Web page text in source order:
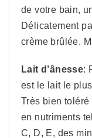
de votre bain,
Délicatement
crème brûlée.
Lait d’ânesse:
est le lait le
Très bien
en nutriments
C, D, E, des